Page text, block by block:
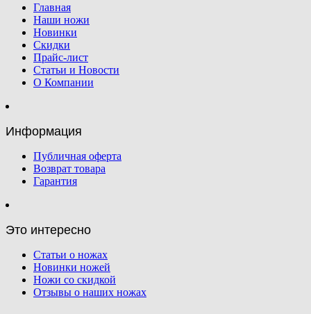
Главная
Наши ножи
Новинки
Скидки
Прайс-лист
Статьи и Новости
О Компании
Информация
Публичная оферта
Возврат товара
Гарантия
Это интересно
Статьи о ножах
Новинки ножей
Ножи со скидкой
Отзывы о наших ножах